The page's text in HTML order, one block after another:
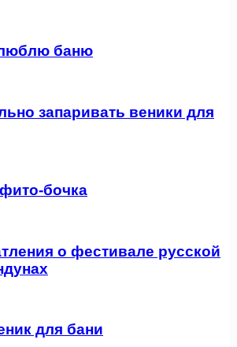
баню
запаривать веники для
бочка
о фестивале русской
для бани